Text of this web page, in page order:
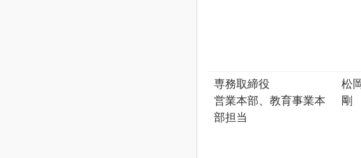
専務取締役
営業本部、教育事業本
部担当
松
剛